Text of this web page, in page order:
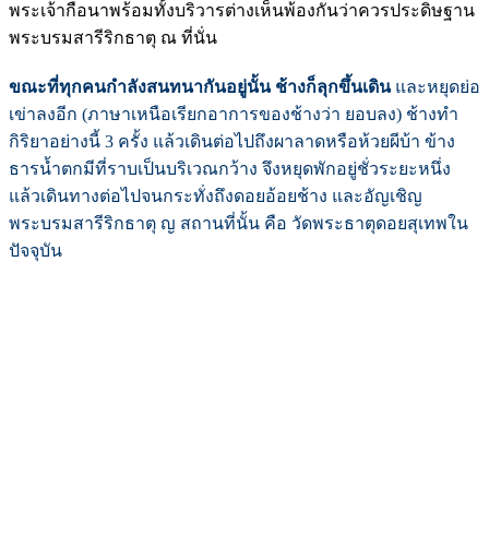
พระเจ้ากือนาพร้อมทั้งบริวารต่างเห็นพ้องกันว่าควรประดิษฐาน
พระบรมสารีริกธาตุ ณ ที่นั่น
ขณะที่ทุกคนกำลังสนทนากันอยู่นั้น ช้างก็ลุกขึ้นเดินและหยุดย่อ
เข่าลงอีก (ภาษาเหนือเรียกอาการของช้างว่า ยอบลง) ช้างทำ
กิริยาอย่างนี้ 3 ครั้ง แล้วเดินต่อไปถึงผาลาดหรือห้วยผีบ้า ข้าง
ธารน้ำตกมีที่ราบเป็นบริเวณกว้าง จึงหยุดพักอยู่ชั่วระยะหนึ่ง
แล้วเดินทางต่อไปจนกระทั่งถึงดอยอ้อยช้าง และอัญเชิญ
พระบรมสารีริกธาตุ ญ สถานที่นั้น คือ วัดพระธาตุดอยสุเทพใน
ปัจจุบัน